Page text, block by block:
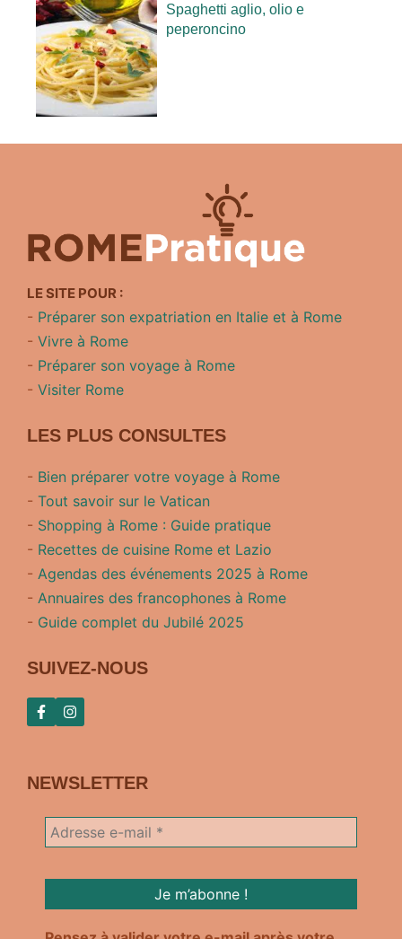
Spaghetti aglio, olio e
peperoncino
LE SITE POUR :
- Préparer son expatriation en Italie et à Rome
- Vivre à Rome
- Préparer son voyage à Rome
- Visiter Rome
LES PLUS CONSULTES
- Bien préparer votre voyage à Rome
- Tout savoir sur le Vatican
- Shopping à Rome : Guide pratique
- Recettes de cuisine Rome et Lazio
- Agendas des événements 2025 à Rome
- Annuaires des francophones à Rome
- Guide complet du Jubilé 2025
SUIVEZ-NOUS
NEWSLETTER